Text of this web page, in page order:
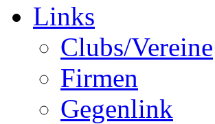
Links
Clubs/Vereine
Firmen
Gegenlink